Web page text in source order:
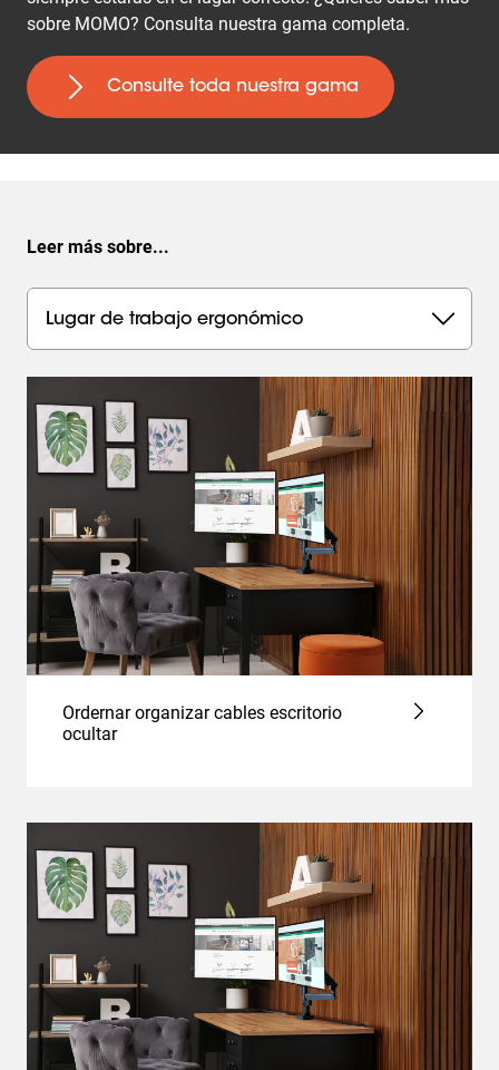
sobre MOMO? Consulta nuestra gama completa.
Consulte toda nuestra gama
Leer más sobre...
Lugar de trabajo ergonómico
Ordernar organizar cables escritorio
ocultar